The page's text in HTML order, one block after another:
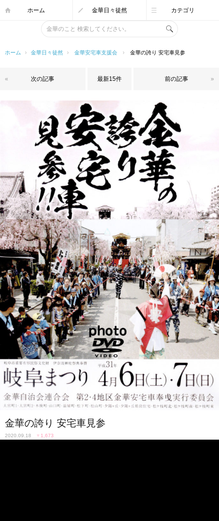
ホーム 金華日々徒然 カテゴリ
ホーム › 金華日々徒然 › 金華安宅車支援会 › 金華の誇り 安宅車見参
次の記事
« 最新15件 前の記事 »
金華の誇り 安宅車見参
2020.09.18 ♥ 1,673